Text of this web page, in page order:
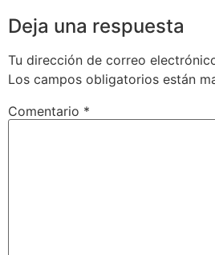
Deja una respuesta
Tu dirección de correo
Los campos obligatorios están
Comentario *